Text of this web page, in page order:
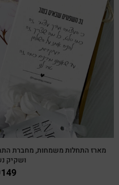
מארז התחלות משמחות, מחברת
ושקיק
149